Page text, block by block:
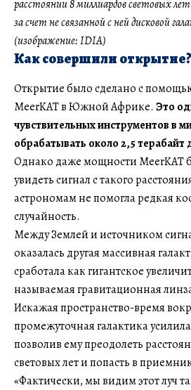
расстоянии 8 миллиардов световых
за счет не связанной с ней дисковой
(изображение: IDIA)
Как совершили открытие?
Открытие было сделано с
MeerKAT в Южной Африке. Это
чувствительных инструментов в
обрабатывать около 2,5 терабайт
Однако даже мощности MeerKAT
увидеть сигнал с такого
астрономам не помогла редкая
случайность.
Между Землей и источником
оказалась другая массивная
сработала как гигантское
называемая гравитационная
Искажая пространство-время
промежуточная галактика
позволив ему преодолеть
световых лет и попасть в
«Фактически, мы видим этот луч